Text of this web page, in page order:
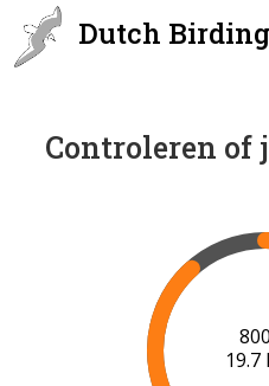
Dutch Birding
Controleren of
19.7